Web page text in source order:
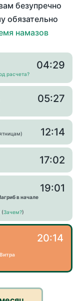
безупречно
обязательно
намазов
расчета?
04:29
05:27
12:14
17:02
в начале
(Зачем?)
19:01
20:14